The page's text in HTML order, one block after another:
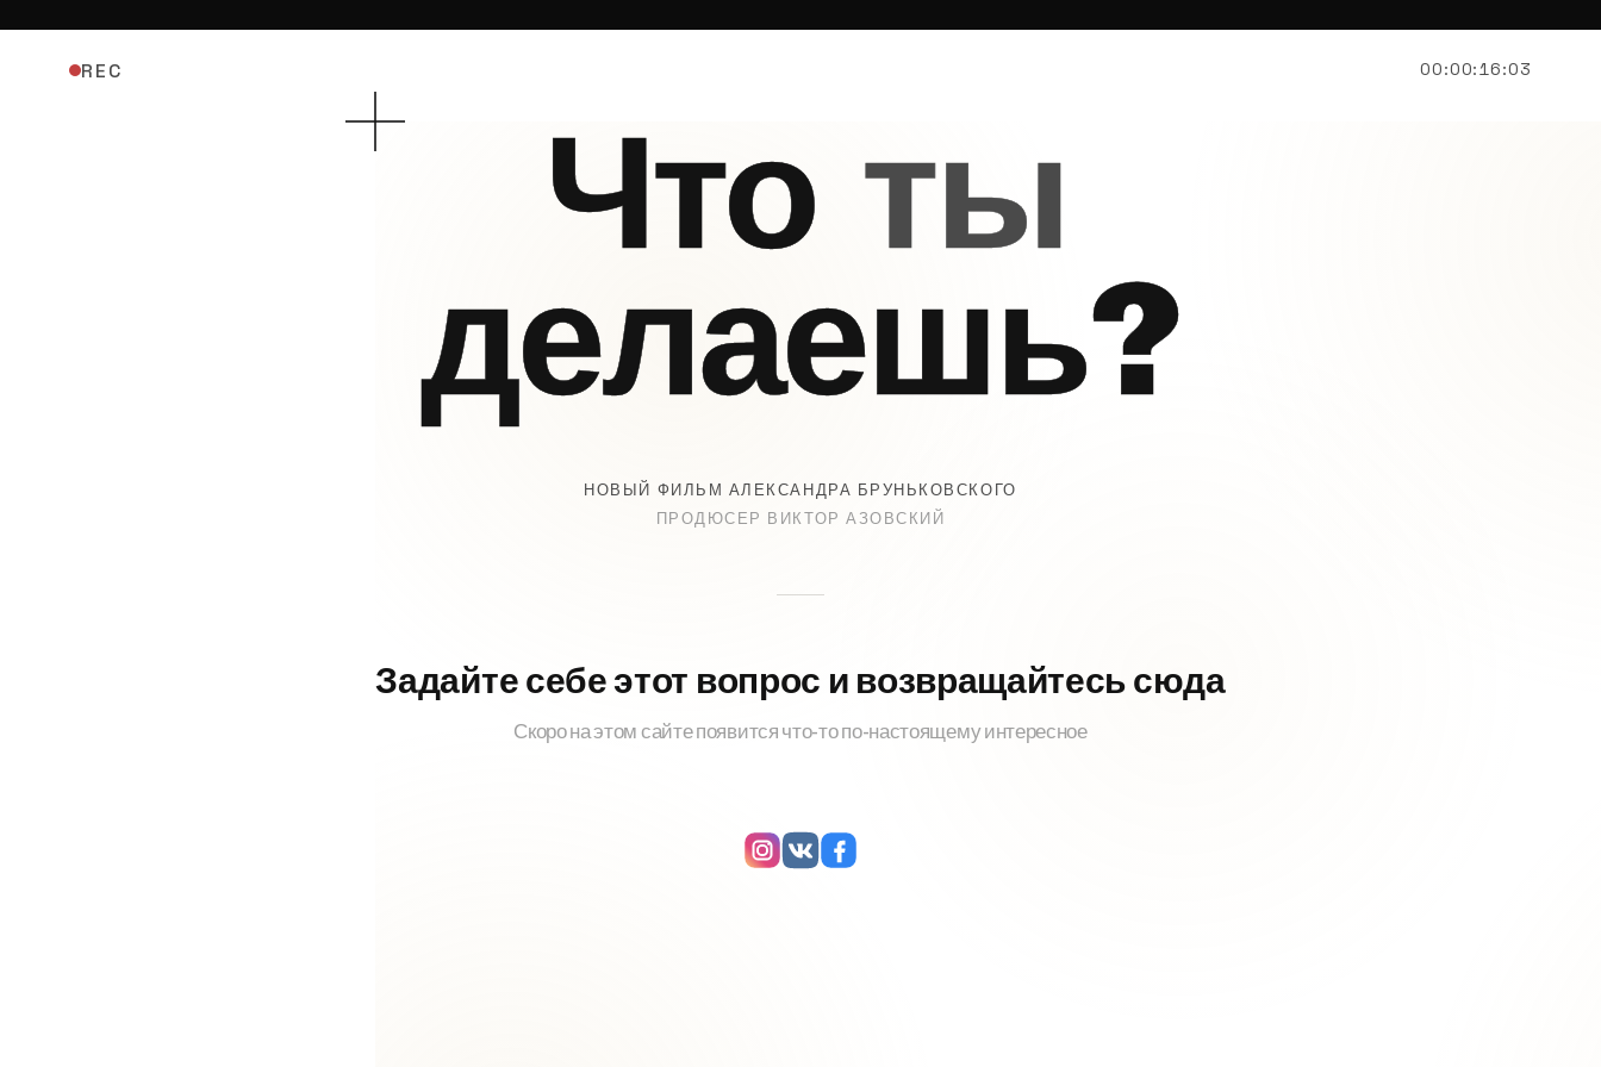
REC 00:00:16:18
Что ты
делаешь?
НОВЫЙ ФИЛЬМ АЛЕКСАНДРА БРУНЬКОВСКОГО
ПРОДЮСЕР ВИКТОР АЗОВСКИЙ
Задайте себе этот вопрос и возвращайтесь сюда
Скоро на этом сайте появится что-то по-настоящему интересное